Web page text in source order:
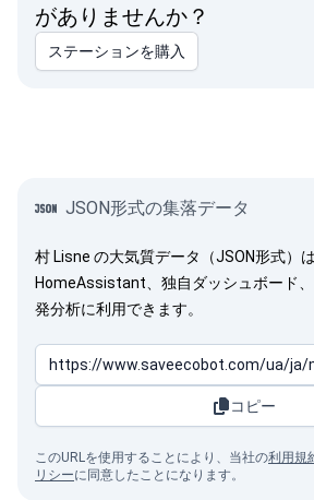
がありませんか？
ステーションを購入
JSON形式の集落データ
村 Lisne の大気質データ（JSON形式）は
HomeAssistant、独自ダッシュボード
発分析に利用できます。
コピー
このURLを使用することにより、当社の利用規
リシーに同意したことになります。